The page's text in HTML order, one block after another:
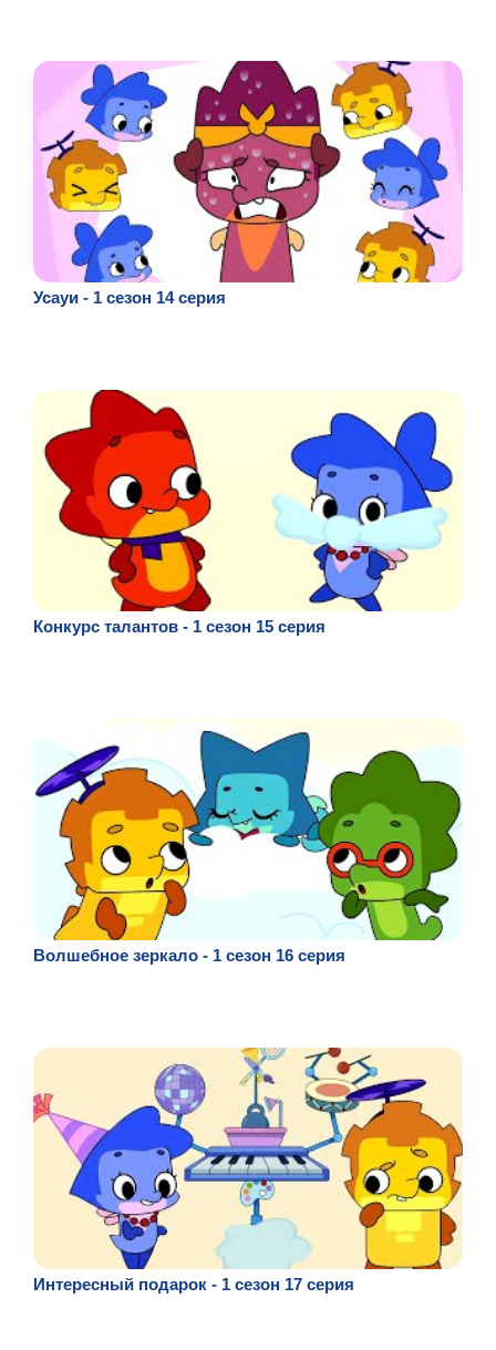
Усауи - 1 сезон 14 серия
Конкурс талантов - 1 сезон 15 серия
Волшебное зеркало - 1 сезон 16 серия
Интересный подарок - 1 сезон 17 серия